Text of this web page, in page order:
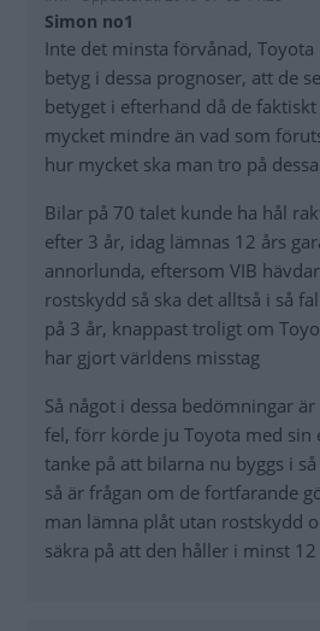
Simon no1
Inte det minsta förvånad,
betyg i dessa prognoser, att de
betyget i efterhand då de
mycket mindre än vad som
hur mycket ska man tro på
Bilar på 70 talet kunde ha hål
efter 3 år, idag lämnas 12 års
annorlunda, eftersom VIB
rostskydd så ska det alltså i så
på 3 år, knappast troligt om
har gjort världens misstag
Så något i dessa bedömningar
fel, förr körde ju Toyota med sin
tanke på att bilarna nu byggs i
så är frågan om de fortfarande
man lämna plåt utan rostskydd
säkra på att den håller i minst 12